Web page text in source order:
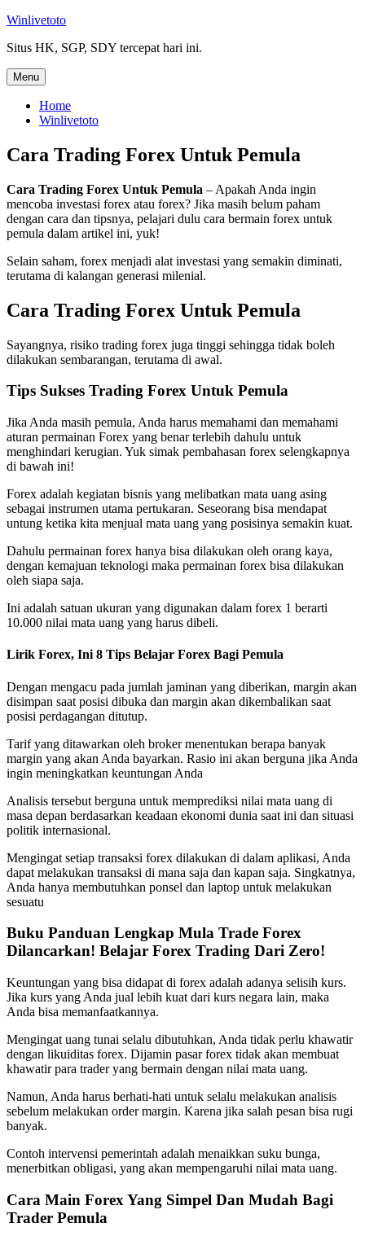
Skip
content
Winlivetoto
Situs HK, SGP, SDY tercepat hari ini.
Menu
Home
Winlivetoto
Cara Trading Forex Untuk Pemula
Cara Trading Forex Untuk Pemula – Apakah Anda ingin
mencoba investasi forex atau forex? Jika masih belum paham
dengan cara dan tipsnya, pelajari dulu cara bermain forex untuk
pemula dalam artikel ini, yuk!
Selain saham, forex menjadi alat investasi yang semakin diminati,
terutama di kalangan generasi milenial.
Cara Trading Forex Untuk Pemula
Sayangnya, risiko trading forex juga tinggi sehingga tidak boleh
dilakukan sembarangan, terutama di awal.
Tips Sukses Trading Forex Untuk Pemula
Jika Anda masih pemula, Anda harus memahami dan memahami
aturan permainan Forex yang benar terlebih dahulu untuk
menghindari kerugian. Yuk simak pembahasan forex selengkapnya
di bawah ini!
Forex adalah kegiatan bisnis yang melibatkan mata uang asing
sebagai instrumen utama pertukaran. Seseorang bisa mendapat
untung ketika kita menjual mata uang yang posisinya semakin kuat.
Dahulu permainan forex hanya bisa dilakukan oleh orang kaya,
dengan kemajuan teknologi maka permainan forex bisa dilakukan
oleh siapa saja.
Ini adalah satuan ukuran yang digunakan dalam forex 1 berarti
10.000 nilai mata uang yang harus dibeli.
Lirik Forex, Ini 8 Tips Belajar Forex Bagi Pemula
Dengan mengacu pada jumlah jaminan yang diberikan, margin akan
disimpan saat posisi dibuka dan margin akan dikembalikan saat
posisi perdagangan ditutup.
Tarif yang ditawarkan oleh broker menentukan berapa banyak
margin yang akan Anda bayarkan. Rasio ini akan berguna jika Anda
ingin meningkatkan keuntungan Anda
Analisis tersebut berguna untuk memprediksi nilai mata uang di
masa depan berdasarkan keadaan ekonomi dunia saat ini dan situasi
politik internasional.
Mengingat setiap transaksi forex dilakukan di dalam aplikasi, Anda
dapat melakukan transaksi di mana saja dan kapan saja. Singkatnya,
Anda hanya membutuhkan ponsel dan laptop untuk melakukan
sesuatu
Buku Panduan Lengkap Mula Trade Forex
Dilancarkan! Belajar Forex Trading Dari Zero!
Keuntungan yang bisa didapat di forex adalah adanya selisih kurs.
Jika kurs yang Anda jual lebih kuat dari kurs negara lain, maka
Anda bisa memanfaatkannya.
Mengingat uang tunai selalu dibutuhkan, Anda tidak perlu khawatir
dengan likuiditas forex. Dijamin pasar forex tidak akan membuat
khawatir para trader yang bermain dengan nilai mata uang.
Namun, Anda harus berhati-hati untuk selalu melakukan analisis
sebelum melakukan order margin. Karena jika salah pesan bisa rugi
banyak.
Contoh intervensi pemerintah adalah menaikkan suku bunga,
menerbitkan obligasi, yang akan mempengaruhi nilai mata uang.
Cara Main Forex Yang Simpel Dan Mudah Bagi
Trader Pemula